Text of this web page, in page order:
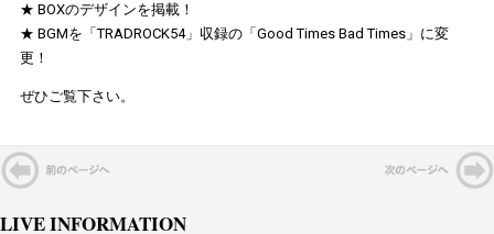
★ BOXのデザインを掲載！
★ BGMを「TRADROCK54」収録の「Good Times Bad Times」に変
更！
ぜひご覧下さい。
LIVE INFORMATION